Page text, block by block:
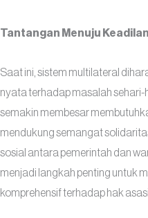
Tantangan Menuju
Saat ini, sistem multilateral
nyata terhadap masalah
semakin membesar
mendukung semangat
sosial antara pemerintah dan
menjadi langkah penting untuk
komprehensif terhadap hak